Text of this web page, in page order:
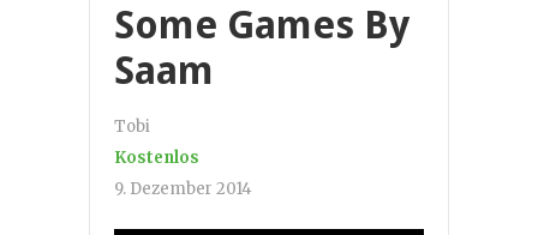
Some Games By
Saam
Tobi
Kostenlos
9. Dezember 2014